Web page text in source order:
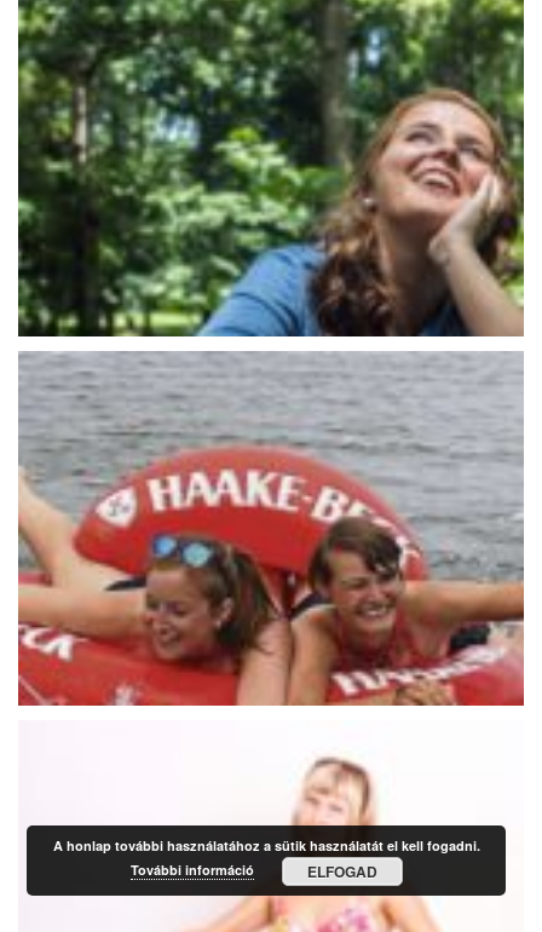
A honlap további használatához a sütik használatát el kell fogadni.
További információ
ELFOGAD